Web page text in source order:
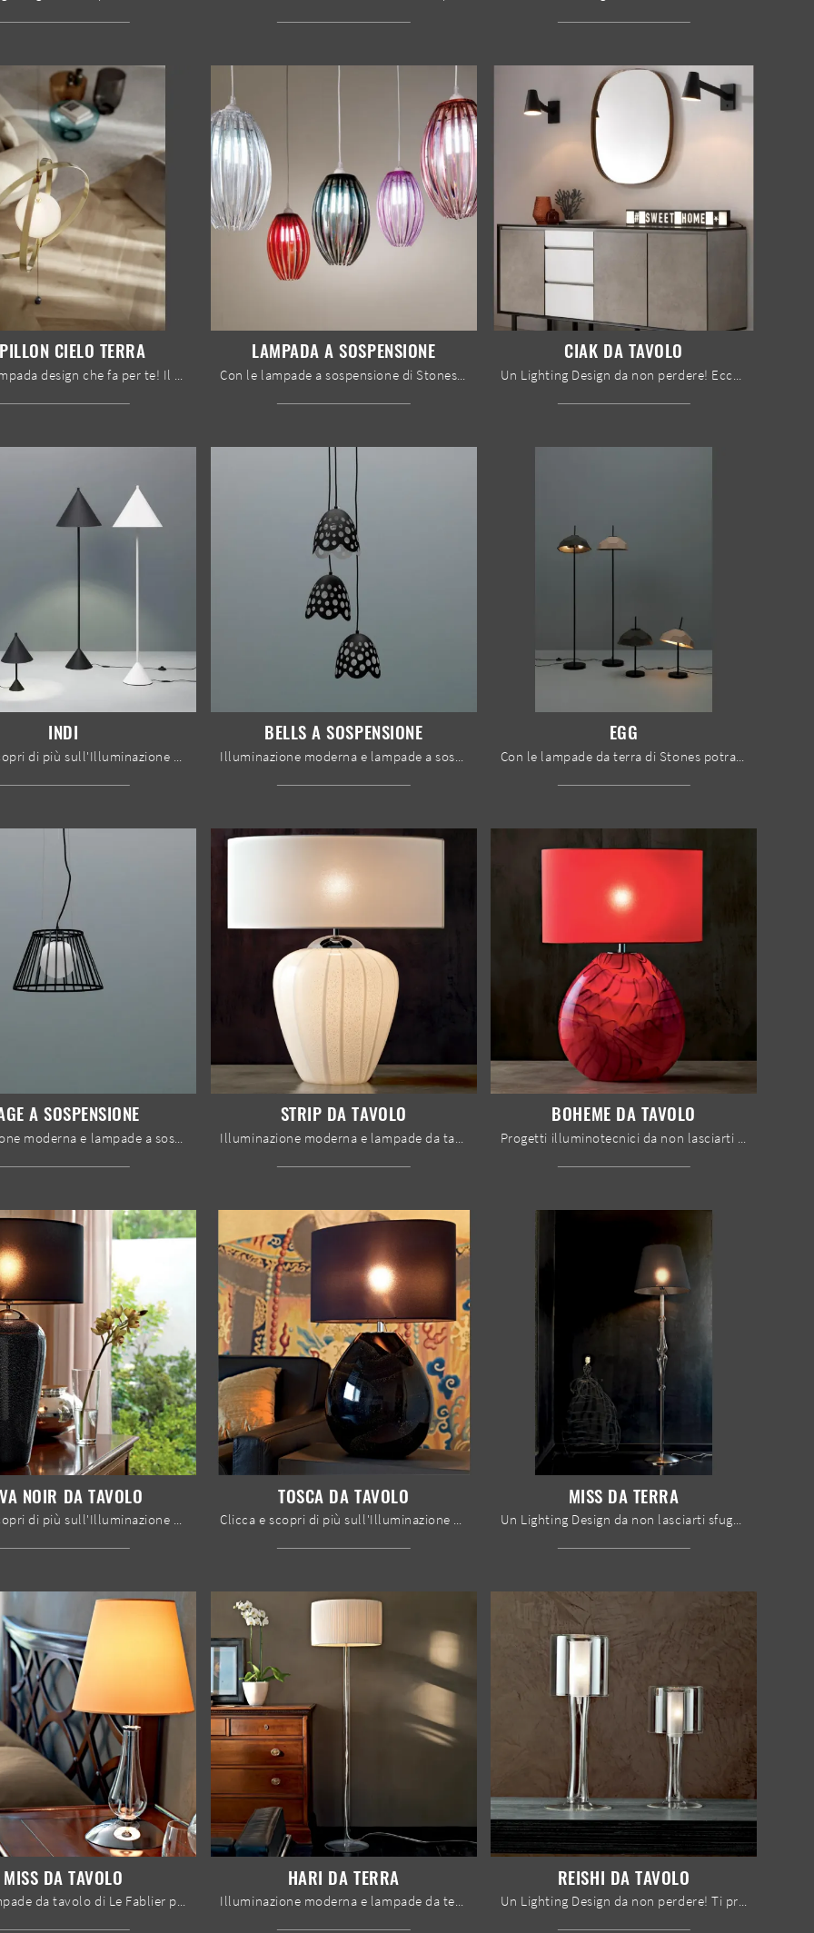
CIELO TERRA LAMPADA A SOSPENSIONE CIAK DA TAVOLO
INDI BELLS A SOSPENSIONE EGG
A SOSPENSIONE STRIP DA TAVOLO BOHEME DA TAVOLO
NOIR DA TAVOLO TOSCA DA TAVOLO MISS DA TERRA
MISS DA TAVOLO
Con le lampade da tavolo di Le Fablier potrai impreziosire i tuoi locali: clicca e scopri l'Illuminazione moderna Miss da tavolo!
HARI DA TERRA
Illuminazione moderna e lampade da terra: ottieni informazioni sulla lampada Hari da terra in tessuto che ti consigliamo.
REISHI DA TAVOLO
Un Lighting Design da non perdere! Ti presentiamo la lampada da tavolo moderna Reishi da tavolo di Le Fablier.